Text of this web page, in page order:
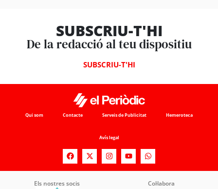
SUBSCRIU-T'HI
De la redacció al teu dispositiu
SUBSCRIU-T'HI
Qui som Contacte Serveis de Publicitat Hemeroteca
Avís legal
Els nostres socis Col·labora